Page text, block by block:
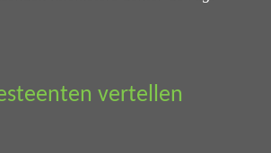
vertellen